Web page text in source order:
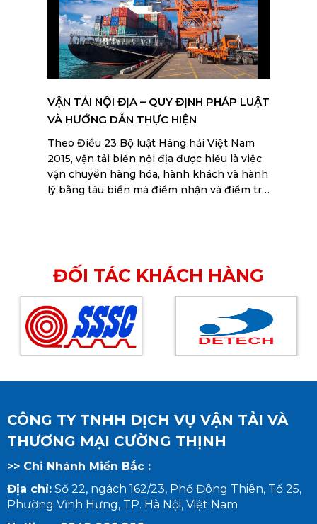
VẬN TẢI NỘI ĐỊA – QUY ĐỊNH PHÁP LUẬT
VÀ HƯỚNG DẪN THỰC HIỆN
Theo Điều 23 Bộ luật Hàng hải Việt Nam
2015, vận tải biển nội địa được hiểu là việc
vận chuyển hàng hóa, hành khách và hành
lý bằng tàu biển mà điểm nhận và điểm trả
ĐỐI TÁC KHÁCH HÀNG
CÔNG TY TNHH DỊCH VỤ VẬN TẢI VÀ
THƯƠNG MẠI CƯỜNG THỊNH
>> Chi Nhánh Miền Bắc :
Địa chỉ: Số 22, ngách 162/23, Phố Đông Thiên, Tổ 25,
Phường Vĩnh Hưng, TP. Hà Nội, Việt Nam